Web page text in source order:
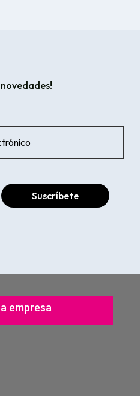
Suscríbete
empresa